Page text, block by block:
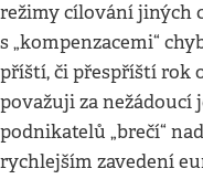
režimy cílování jiných
s „kompenzacemi“
příští, či přespříští rok
považuji za nežádoucí
podnikatelů „brečí“
rychlejším zavedení